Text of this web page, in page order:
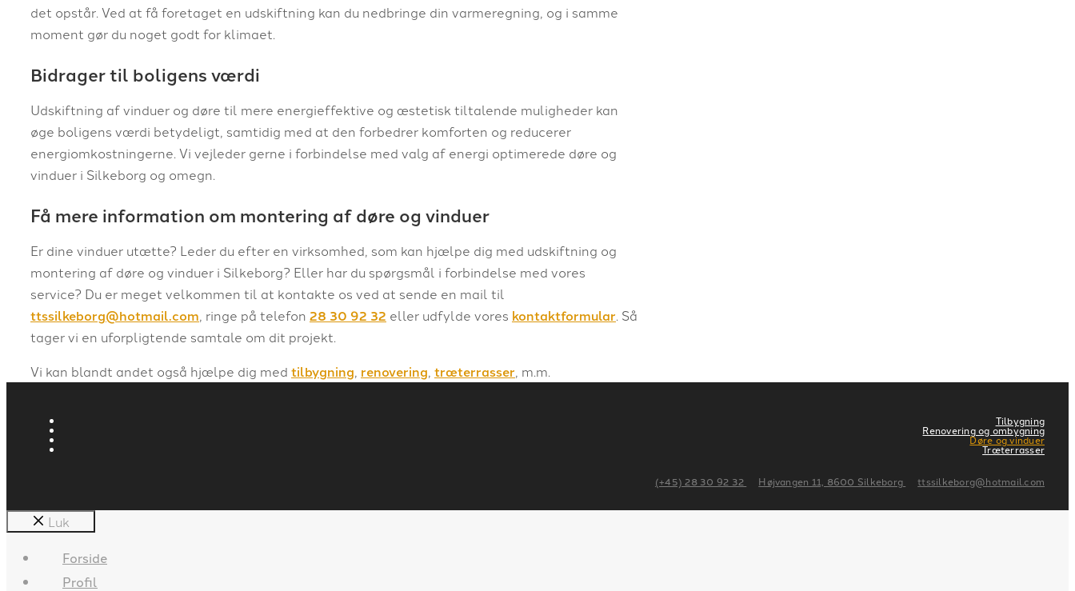
det opstår. Ved at få foretaget en udskiftning kan du nedbringe din varmeregning, og i samme
moment gør du noget godt for klimaet.
Bidrager til boligens værdi
Udskiftning af vinduer og døre til mere energieffektive og æstetisk tiltalende muligheder kan
øge boligens værdi betydeligt, samtidig med at den forbedrer komforten og reducerer
energiomkostningerne. Vi vejleder gerne i forbindelse med valg af energi optimerede døre og
vinduer i Silkeborg og omegn.
Få mere information om montering af døre og vinduer
Er dine vinduer utætte? Leder du efter en virksomhed, som kan hjælpe dig med udskiftning og
montering af døre og vinduer i Silkeborg? Eller har du spørgsmål i forbindelse med vores
service? Du er meget velkommen til at kontakte os ved at sende en mail til
ttssilkeborg@hotmail.com, ringe på telefon 28 30 92 32 eller udfylde vores kontaktformular. Så
tager vi en uforpligtende samtale om dit projekt.
Vi kan blandt andet også hjælpe dig med tilbygning, renovering, træterrasser, m.m.
Tilbygning
Renovering og ombygning
Døre og vinduer
Træterrasser
(+45) 28 30 92 32 Højvangen 11, 8600 Silkeborg ttssilkeborg@hotmail.com
Luk
Forside
Profil